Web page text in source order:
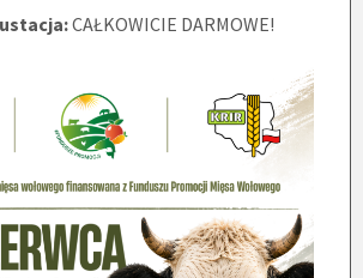
CAŁKOWICIE DARMOWE!